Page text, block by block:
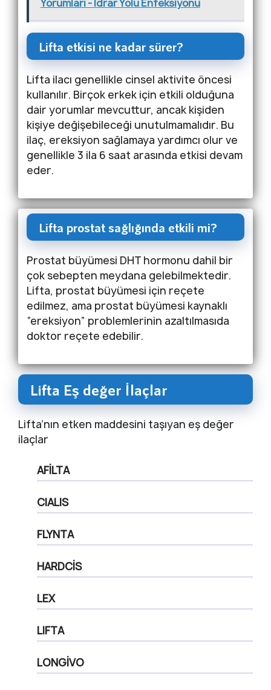
Yorumları - Idrar Yolu Enfeksiyonu
Lifta etkisi ne kadar sürer?
Lifta ilacı genellikle cinsel aktivite öncesi
kullanılır. Birçok erkek için etkili olduğuna
dair yorumlar mevcuttur, ancak kişiden
kişiye değişebileceği unutulmamalıdır. Bu
ilaç, ereksiyon sağlamaya yardımcı olur ve
genellikle 3 ila 6 saat arasında etkisi devam
eder.
Lifta prostat sağlığında etkili mi?
Prostat büyümesi DHT hormonu dahil bir
çok sebepten meydana gelebilmektedir.
Lifta, prostat büyümesi için reçete
edilmez, ama prostat büyümesi kaynaklı
“ereksiyon” problemlerinin azaltılmasıda
doktor reçete edebilir.
Lifta Eş değer İlaçlar
Lifta’nın etken maddesini taşıyan eş değer
ilaçlar
AFİLTA
CIALIS
FLYNTA
HARDCİS
LEX
LIFTA
LONGİVO